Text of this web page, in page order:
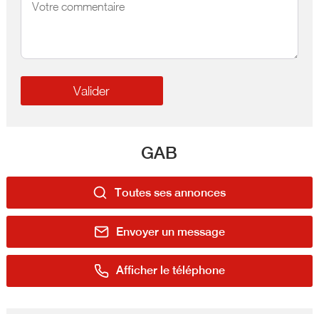
GAB
Toutes ses annonces
Envoyer un message
Afficher le téléphone